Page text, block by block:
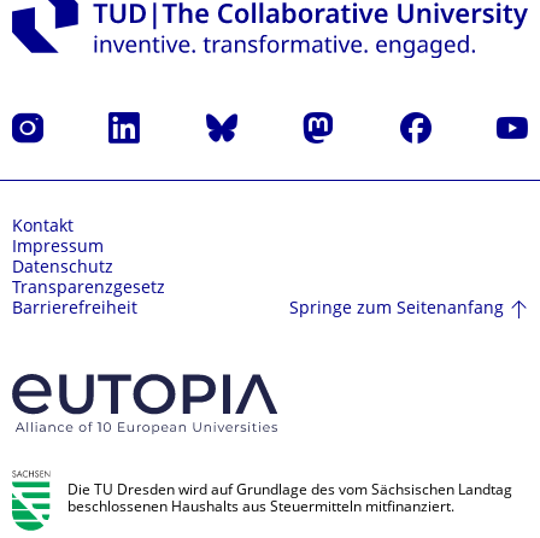
Instagram LinkedIn Bluesky Mastodon Facebook
Kontakt
Impressum
Datenschutz
Transparenzgesetz
Barrierefreiheit
Springe zum Seitenanfang
Die TU Dresden wird auf Grundlage des vom Sächsischen Landtag
beschlossenen Haushalts aus Steuermitteln mitfinanziert.